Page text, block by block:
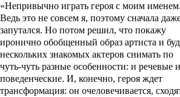
«Непривычно играть героя с моим именем.
Ведь это не совсем я, поэтому сначала
запутался. Но потом решил, что покажу
иронично обобщенный образ артиста и
нескольких знакомых актеров снимать по
чуть-чуть разные особенности: и речевые и
поведенческие. И, конечно, героя ждет
трансформация: он очеловечивается,